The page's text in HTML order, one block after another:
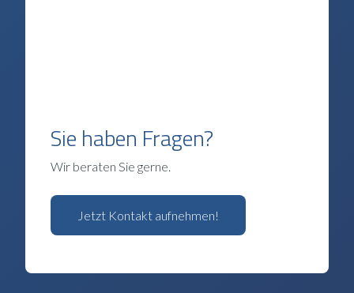
Sie haben Fragen?
Wir beraten Sie gerne.
Jetzt Kontakt aufnehmen!